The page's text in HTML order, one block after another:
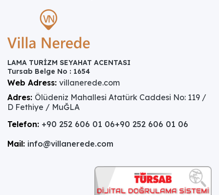
LAMA TURİZM SEYAHAT ACENTASI
Tursab Belge No : 1654
Web Adress: villanerede.com
Adres: Ölüdeniz Mahallesi Atatürk Caddesi No: 119 /
D Fethiye / MuĞLA
Telefon: +90 252 606 01 06+90 252 606 01 06
Mail: info@villanerede.com